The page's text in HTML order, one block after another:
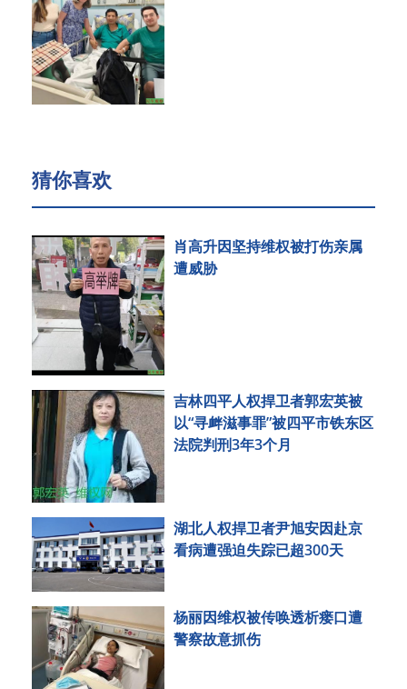
猜你喜欢
肖高升因坚持维权被打伤亲属
遭威胁
吉林四平人权捍卫者郭宏英被
以“寻衅滋事罪”被四平市铁东区
法院判刑3年3个月
湖北人权捍卫者尹旭安因赴京
看病遭强迫失踪已超300天
杨丽因维权被传唤透析瘘口遭
警察故意抓伤